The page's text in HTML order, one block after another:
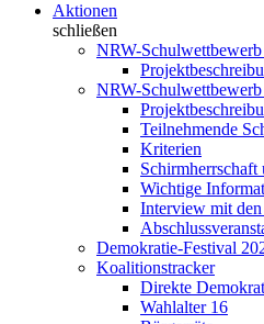
Aktionen
schließen
NRW-
NRW-
Teilnehmende
Kriterien
Schirmherrschaft
Wichtige
Interview mit den
Demokratie-Festival
Koalitionstracker
Direkte
Wahlalter 16